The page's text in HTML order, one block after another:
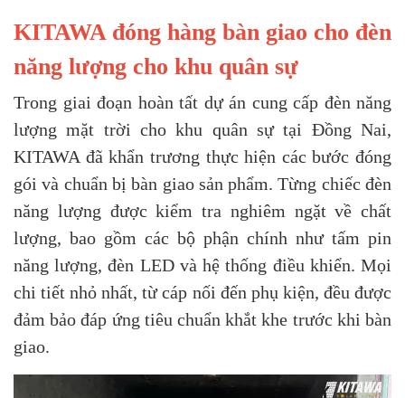
KITAWA đóng hàng bàn giao cho đèn
năng lượng cho khu quân sự
Trong giai đoạn hoàn tất dự án cung cấp đèn năng
lượng mặt trời cho khu quân sự tại Đồng Nai,
KITAWA đã khẩn trương thực hiện các bước đóng
gói và chuẩn bị bàn giao sản phẩm. Từng chiếc đèn
năng lượng được kiểm tra nghiêm ngặt về chất
lượng, bao gồm các bộ phận chính như tấm pin
năng lượng, đèn LED và hệ thống điều khiển. Mọi
chi tiết nhỏ nhất, từ cáp nối đến phụ kiện, đều được
đảm bảo đáp ứng tiêu chuẩn khắt khe trước khi bàn
giao.